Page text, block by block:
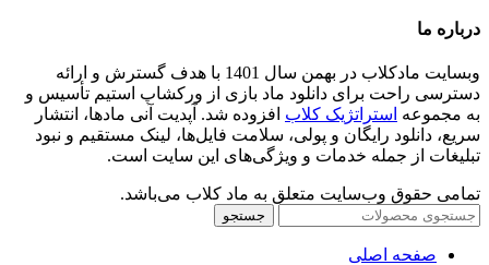
درباره ما
وبسایت مادکلاب در بهمن سال 1401 با هدف گسترش و ارائه
دسترسی راحت برای دانلود ماد بازی از ورکشاپ استیم تأسیس و
به مجموعه استراتژیک کلاب افزوده شد. آپدیت آنی مادها، انتشار
سریع، دانلود رایگان و پولی، سلامت فایل‌ها، لینک مستقیم و نبود
تبلیغات از جمله خدمات و ویژگی‌های این سایت است.
تمامی حقوق وب‌سایت متعلق به ماد کلاب می‌باشد.
جستجو
صفحه اصلی